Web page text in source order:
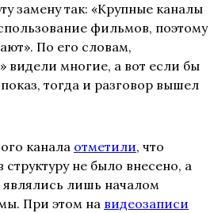
замену так: «Крупные каналы
фильмов, поэтому
По его словам,
видели многие, а вот если бы
тогда и разговор вышел
канала отметили, что
не было внесено, а
лишь началом
При этом на видеозаписи